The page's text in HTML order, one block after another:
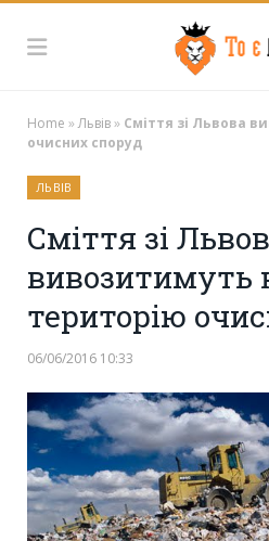
Home »Львів» Сміття зі Львова
очисних споруд
ЛЬВІВ
Сміття зі
вивозитимуть
територію
06/06/2016 10:33